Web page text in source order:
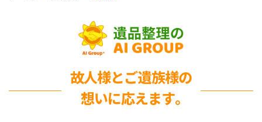
故人様とご遺族様の
想いに応えます｡